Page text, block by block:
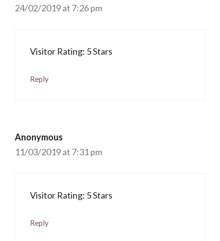
24/02/2019 at 7:26 pm
Visitor Rating: 5 Stars
Reply
Anonymous
11/03/2019 at 7:31 pm
Visitor Rating: 5 Stars
Reply